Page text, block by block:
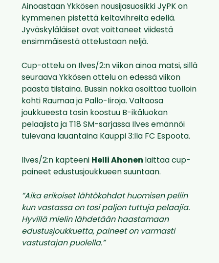
Ainoastaan Ykkösen nousijasuosikki JyPK on
kymmenen pistettä keltavihreitä edellä.
Jyväskyläläiset ovat voittaneet viidestä
ensimmäisestä ottelustaan neljä.
Cup-ottelu on Ilves/2:n viikon ainoa matsi, sillä
seuraava Ykkösen ottelu on edessä viikon
päästä tiistaina. Bussin nokka osoittaa tuolloin
kohti Raumaa ja Pallo-Iiroja. Valtaosa
joukkueesta tosin koostuu B-ikäluokan
pelaajista ja T18 SM-sarjassa Ilves emännöi
tulevana lauantaina Kauppi 3:lla FC Espoota.
Ilves/2:n kapteeni Helli Ahonen laittaa cup-
paineet edustusjoukkueen suuntaan.
”Aika erikoiset lähtökohdat huomisen peliin
kun vastassa on tosi paljon tuttuja pelaajia.
Hyvillä mielin lähdetään haastamaan
edustusjoukkuetta, paineet on varmasti
vastustajan puolella.”